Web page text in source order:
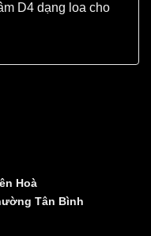
D4 dạng loa cho
Hoà
Tân Bình